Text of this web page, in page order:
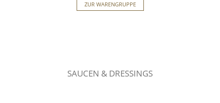
ZUR WARENGRUPPE
SAUCEN & DRESSINGS